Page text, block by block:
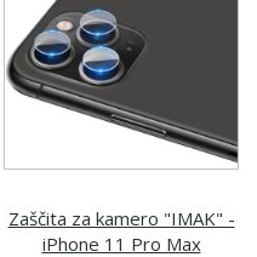
Zaščita za kamero "IMAK" -
iPhone 11 Pro Max